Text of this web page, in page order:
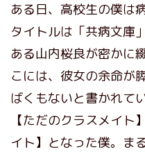
ある日、高校生の僕は
タイトルは「共病文庫
ある山内桜良が密かに
こには、彼女の余命が
ばくもないと書かれて
【ただのクラスメイト
イト】となった僕。ま